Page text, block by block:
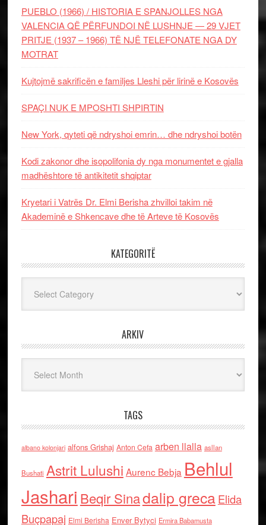
PUEBLO (1966) / HISTORIA E SPANJOLLES NGA
VALENCIA QË PËRFUNDOI NË LUSHNJE — 29 VJET
PRITJE (1937 – 1966) TË NJË TELEFONATE NGA DY
MOTRAT
Kujtojmë sakrificën e familjes Lleshi për lirinë e Kosovës
SPAÇI NUK E MPOSHTI SHPIRTIN
New York, qyteti që ndryshoi emrin… dhe ndryshoi botën
Kodi zakonor dhe isopolifonia dy nga monumentet e gjalla
madhështore të antikitetit shqiptar
Kryetari i Vatrës Dr. Elmi Berisha zhvilloi takim në
Akademinë e Shkencave dhe të Arteve të Kosovës
KATEGORITË
ARKIV
TAGS
albano kolonjari alfons Grishaj Anton Cefa arben llalla asllan
Bushati Astrit Lulushi Aurenc Bebja Behlul
Jashari Beqir Sinadalip grecaElida
Buçpapaj Elmi Berisha Enver Bytyci Ermira Babamusta